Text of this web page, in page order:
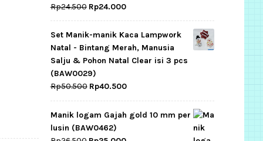
Rp24.500 Original
price
was:
Rp24.500.
Rp24.000Current
price
is:
Rp24.000.
Set Manik-manik Kaca Lampwork
Natal - Bintang Merah, Manusia
Salju & Pohon Natal Clear isi 3 pcs
(BAW0029)
Rp50.500 Original
price
was:
Rp50.500.
Rp40.500Current
price
is:
Manik logam Gajah gold 10 mm per
lusin (BAW0462)